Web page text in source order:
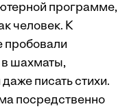
программе,
человек. К
пробовали
в шахматы,
писать стихи.
посредственно